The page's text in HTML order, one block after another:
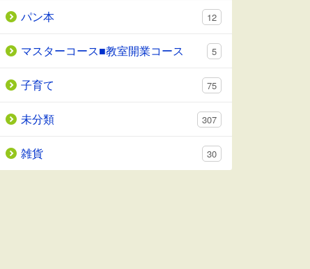
パン本 12
マスターコース■教室開業コース 5
子育て 75
未分類 307
雑貨 30